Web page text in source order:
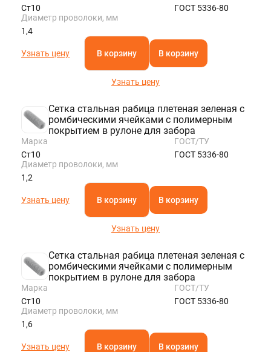
Ст10
ГОСТ 5336-80
Диаметр проволоки, мм
1,4
Узнать цену В корзину В корзину
Узнать цену
Сетка стальная рабица плетеная зеленая с
ромбическими ячейками с полимерным
покрытием в рулоне для забора
Марка
Ст10
ГОСТ/ТУ
ГОСТ 5336-80
Диаметр проволоки, мм
1,2
Узнать цену В корзину В корзину
Узнать цену
Сетка стальная рабица плетеная зеленая с
ромбическими ячейками с полимерным
покрытием в рулоне для забора
Марка
Ст10
ГОСТ/ТУ
ГОСТ 5336-80
Диаметр проволоки, мм
1,6
Узнать цену В корзину В корзину